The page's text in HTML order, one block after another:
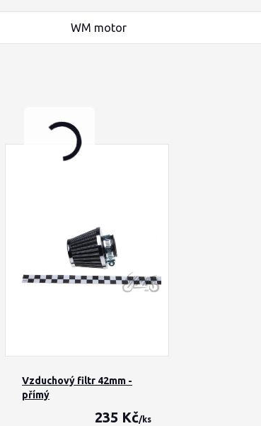
WM motor
Vzduchový filtr 42mm -
přímý
235 Kč/ks